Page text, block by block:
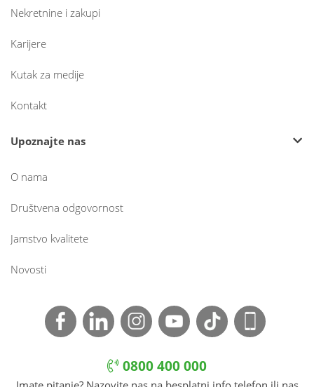
Nekretnine i zakupi
Karijere
Kutak za medije
Kontakt
Upoznajte nas
O nama
Društvena odgovornost
Jamstvo kvalitete
Novosti
0800 400 000